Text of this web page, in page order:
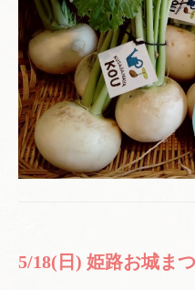
5/18(日) 姫路お城ま